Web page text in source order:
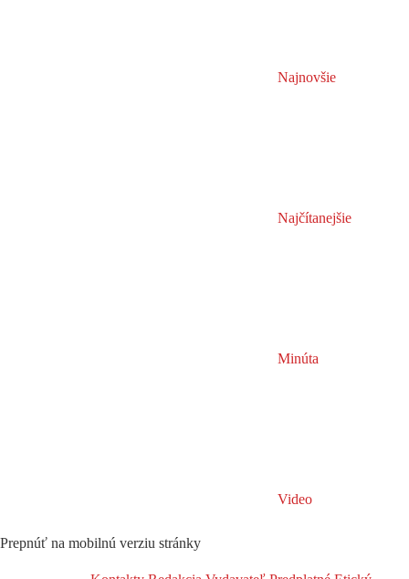
Najnovšie
Najčítanejšie
Minúta
Video
Prepnúť na mobilnú verziu stránky